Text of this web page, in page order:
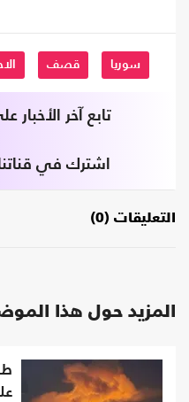
سوريا قصف
تابع آخر الأخبار
اشترك في
التعليقات (0)
المزيد حول هذا